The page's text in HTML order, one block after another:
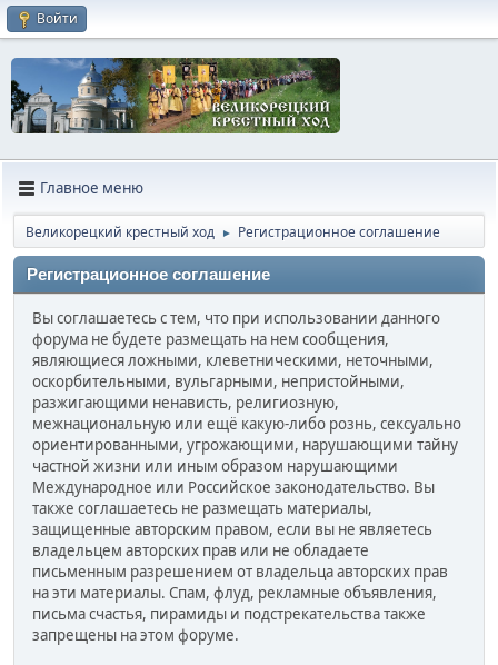
Войти
Главное меню
Великорецкий крестный ход ► Регистрационное соглашение
Регистрационное соглашение
Вы соглашаетесь с тем, что при использовании данного
форума не будете размещать на нем сообщения,
являющиеся ложными, клеветническими, неточными,
оскорбительными, вульгарными, непристойными,
разжигающими ненависть, религиозную,
межнациональную или ещё какую-либо рознь, сексуально
ориентированными, угрожающими, нарушающими тайну
частной жизни или иным образом нарушающими
Международное или Российское законодательство. Вы
также соглашаетесь не размещать материалы,
защищенные авторским правом, если вы не являетесь
владельцем авторских прав или не обладаете
письменным разрешением от владельца авторских прав
на эти материалы. Спам, флуд, рекламные объявления,
письма счастья, пирамиды и подстрекательства также
запрещены на этом форуме.